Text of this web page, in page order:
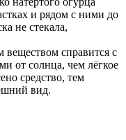
и рядом с ними до
не стекала,
справится с
от солнца, чем лёгкое
средство, тем
вид.